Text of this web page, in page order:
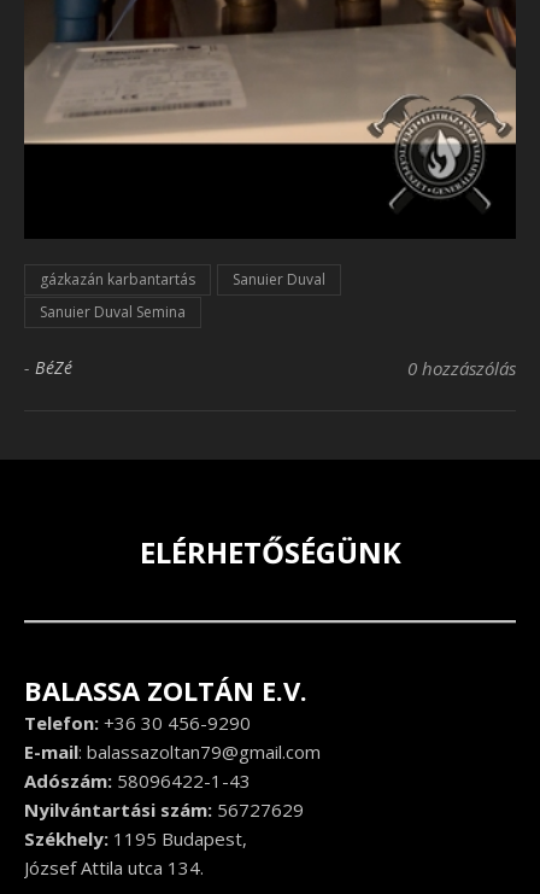
gázkazán karbantartás
Sanuier Duval
Sanuier Duval Semina
- BéZé 0 hozzászólás
ELÉRHETŐSÉGÜNK
BALASSA ZOLTÁN E.V.
Telefon: +36 30 456-9290
E-mail: balassazoltan79@gmail.com
Adószám: 58096422-1-43
Nyilvántartási szám: 56727629
Székhely: 1195 Budapest,
József Attila utca 134.